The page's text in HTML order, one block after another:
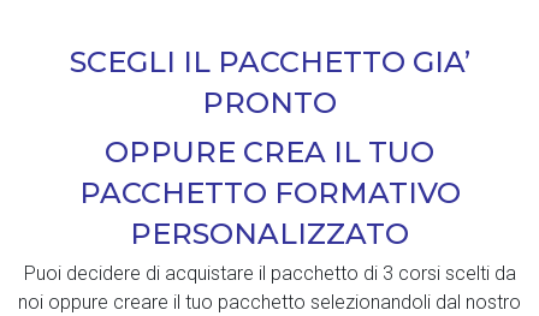
SCEGLI IL PACCHETTO GIA’
PRONTO
OPPURE CREA IL TUO
PACCHETTO FORMATIVO
PERSONALIZZATO
Puoi decidere di acquistare il pacchetto di 3 corsi scelti da
noi oppure creare il tuo pacchetto selezionandoli dal nostro